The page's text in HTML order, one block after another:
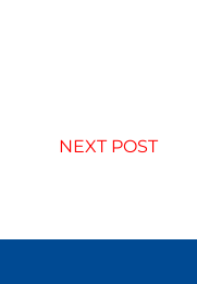
NEXT POST